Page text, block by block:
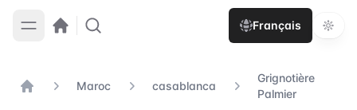
Français
Maroc casablanca
Grignotière
Palmier